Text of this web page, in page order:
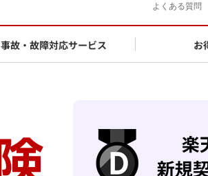
よくある質問
事故・故障対応サービス お